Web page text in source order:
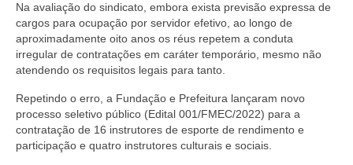
Na avaliação do sindicato, embora exista previsão expressa de
cargos para ocupação por servidor efetivo, ao longo de
aproximadamente oito anos os réus repetem a conduta
irregular de contratações em caráter temporário, mesmo não
atendendo os requisitos legais para tanto.
Repetindo o erro, a Fundação e Prefeitura lançaram novo
processo seletivo público (Edital 001/FMEC/2022) para a
contratação de 16 instrutores de esporte de rendimento e
participação e quatro instrutores culturais e sociais.